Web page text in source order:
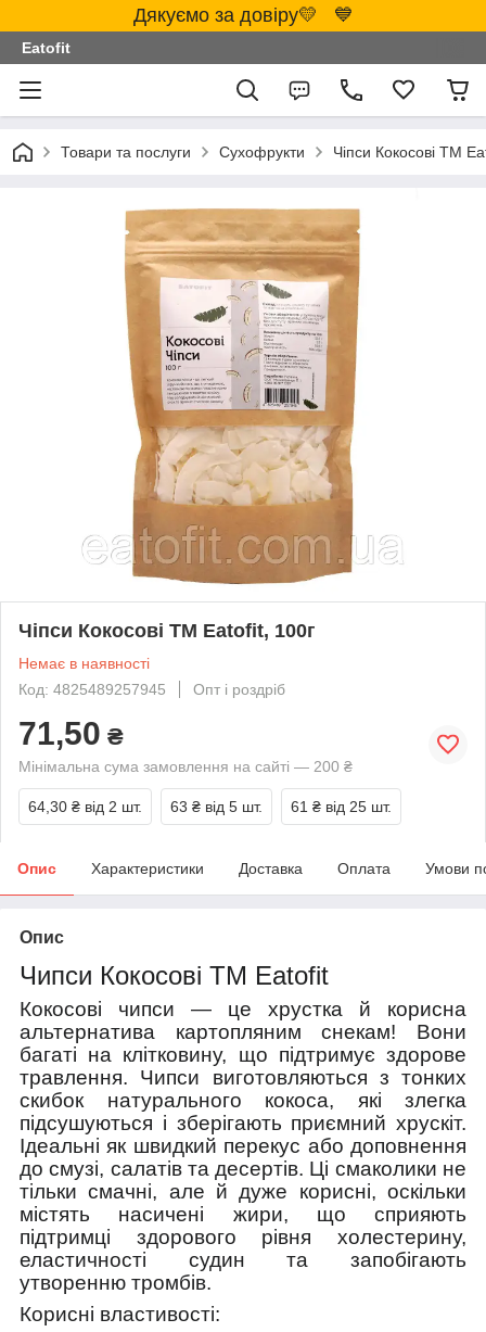
Дякуємо за довіру💛 💙
Eatofit
Товари та послуги Сухофрукти Чіпси Кокосові ТМ
Чіпси Кокосові ТМ Eatofit, 100г
Немає в наявності
Код: 4825489257945
Опт і роздріб
71,50 ₴
Мінімальна сума замовлення на сайті — 200 ₴
64,30 ₴ від 2 шт. 63 ₴ від 5 шт. 61 ₴ від 25 шт.
Опис Характеристики Доставка Оплата Умови
Опис
Чипси Кокосові ТМ Eatofit
Кокосові чипси — це хрустка й корисна
альтернатива картопляним снекам! Вони
багаті на клітковину, що підтримує здорове
травлення. Чипси виготовляються з тонких
скибок натурального кокоса, які злегка
підсушуються і зберігають приємний хрускіт.
Ідеальні як швидкий перекус або доповнення
до смузі, салатів та десертів. Ці смаколики не
тільки смачні, але й дуже корисні, оскільки
містять насичені жири, що сприяють
підтримці здорового рівня холестерину,
еластичності судин та запобігають
утворенню тромбів.
Корисні властивості: